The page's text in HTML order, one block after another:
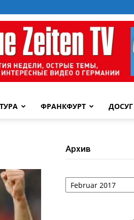
ФРАНКФУРТ ДОСУГ
Архив
Архив